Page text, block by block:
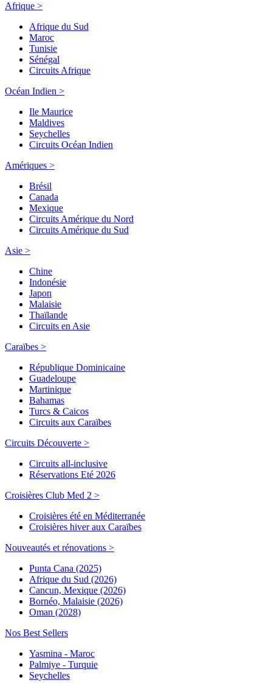
Afrique >
Afrique du Sud
Maroc
Tunisie
Sénégal
Circuits Afrique
Océan Indien >
Ile Maurice
Maldives
Seychelles
Circuits Océan Indien
Amériques >
Brésil
Canada
Mexique
Circuits Amérique du Nord
Circuits Amérique du Sud
Asie >
Chine
Indonésie
Japon
Malaisie
Thaïlande
Circuits en Asie
Caraïbes >
République Dominicaine
Guadeloupe
Martinique
Bahamas
Turcs & Caicos
Circuits aux Caraïbes
Circuits Découverte >
Circuits all-inclusive
Réservations Eté 2026
Croisières Club Med 2 >
Croisières été en Méditerranée
Croisières hiver aux Caraïbes
Nouveautés et rénovations >
Punta Cana (2025)
Afrique du Sud (2026)
Cancun, Mexique (2026)
Bornéo, Malaisie (2026)
Oman (2028)
Nos Best Sellers
Yasmina - Maroc
Palmiye - Turquie
Seychelles